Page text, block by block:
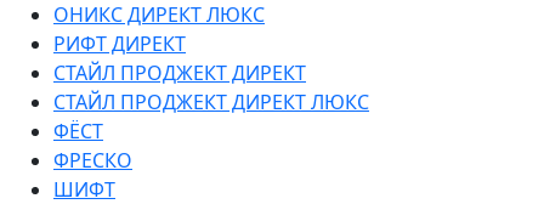
ОНИКС ДИРЕКТ ЛЮКС
РИФТ ДИРЕКТ
СТАЙЛ ПРОДЖЕКТ ДИРЕКТ
СТАЙЛ ПРОДЖЕКТ ДИРЕКТ ЛЮКС
ФЁСТ
ФРЕСКО
ШИФТ